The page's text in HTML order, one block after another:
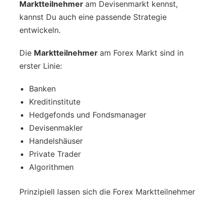
Marktteilnehmer am Devisenmarkt kennst,
kannst Du auch eine passende Strategie
entwickeln.
Die Marktteilnehmer am Forex Markt sind in
erster Linie:
Banken
Kreditinstitute
Hedgefonds und Fondsmanager
Devisenmakler
Handelshäuser
Private Trader
Algorithmen
Prinzipiell lassen sich die Forex Marktteilnehmer